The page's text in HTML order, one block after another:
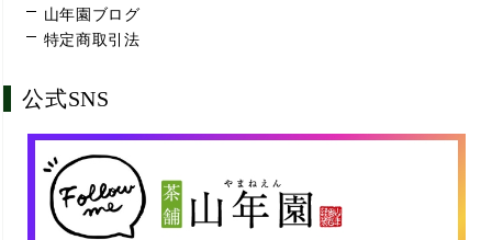
山年園ブログ
特定商取引法
公式SNS